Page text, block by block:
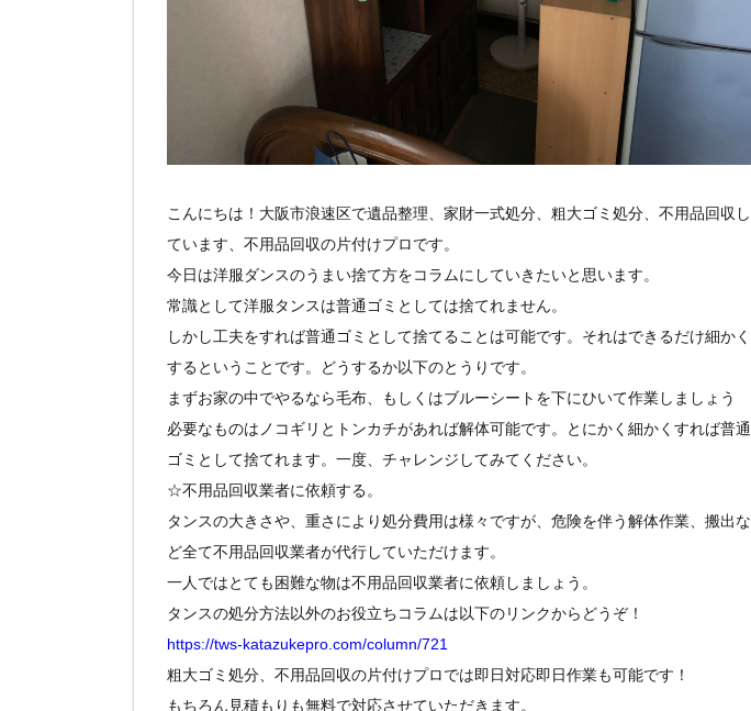
こんにちは！大阪市浪速区で遺品整理、家財一式処分、粗大ゴミ処分、不用品回収し
ています、不用品回収の片付けプロです。
今日は洋服ダンスのうまい捨て方をコラムにしていきたいと思います。
常識として洋服タンスは普通ゴミとしては捨てれません。
しかし工夫をすれば普通ゴミとして捨てることは可能です。それはできるだけ細かく
するということです。どうするか以下のとうりです。
まずお家の中でやるなら毛布、もしくはブルーシートを下にひいて作業しましょう
必要なものはノコギリとトンカチがあれば解体可能です。とにかく細かくすれば普通
ゴミとして捨てれます。一度、チャレンジしてみてください。
☆不用品回収業者に依頼する。
タンスの大きさや、重さにより処分費用は様々ですが、危険を伴う解体作業、搬出な
ど全て不用品回収業者が代行していただけます。
一人ではとても困難な物は不用品回収業者に依頼しましょう。
タンスの処分方法以外のお役立ちコラムは以下のリンクからどうぞ！
https://tws-katazukepro.com/column/721
粗大ゴミ処分、不用品回収の片付けプロでは即日対応即日作業も可能です！
もちろん見積もりも無料で対応させていただきます。